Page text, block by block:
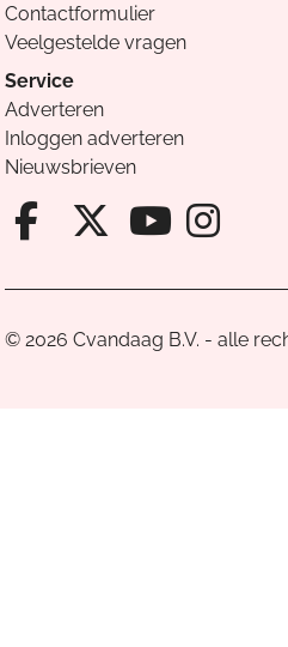
Contactformulier
Veelgestelde vragen
Service
Adverteren
Inloggen adverteren
Nieuwsbrieven
Facebook van
X van
© 2026 Cvandaag B.V. - alle